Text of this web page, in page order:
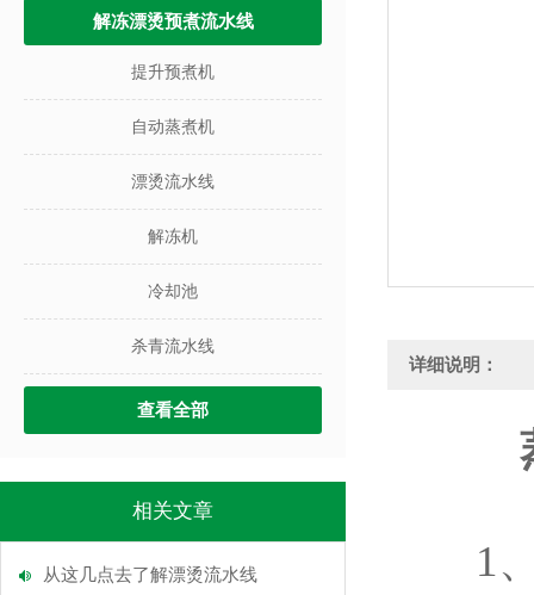
解冻漂烫预煮流水线
提升预煮机
自动蒸煮机
漂烫流水线
解冻机
冷却池
杀青流水线
查看全部
相关文章
从这几点去了解漂烫流水线
详细说明：
1、